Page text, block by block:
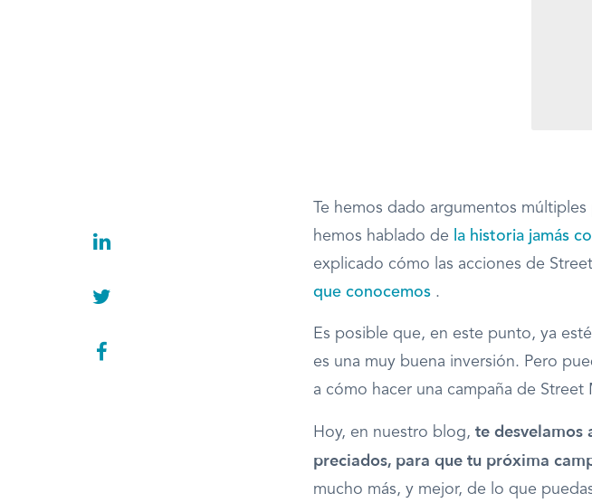
Te hemos dado argumentos múltiples
hemos hablado de la historia jamás
explicado cómo las acciones de
que conocemos .
Es posible que, en este punto, ya
es una muy buena inversión. Pero
a cómo hacer una campaña de Street
Hoy, en nuestro blog, te desvelamos
preciados, para que tu próxima
mucho más, y mejor, de lo que